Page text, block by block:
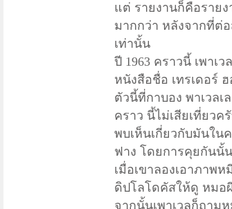
แต่ รายงานก็คือราย
มากกว่า หลังจากที่ต่
เท่านั้น
ปี 1963 คราวนี้ เพาเ
หนังสือชื่อ เทรเดอร์
ตัวนี้ที่กาบอง พาเวล
คราว นี้ไม่เสียเที่ยวค
พบเห็นเกี่ยวกับมันใน
ฟาง โดยการคุยกันนั้
เมื่อเขาลองเอาภาพ
ดิปโลโดคัสให้ดู หมอ
จากนั้นเพาเวลก็ถาม